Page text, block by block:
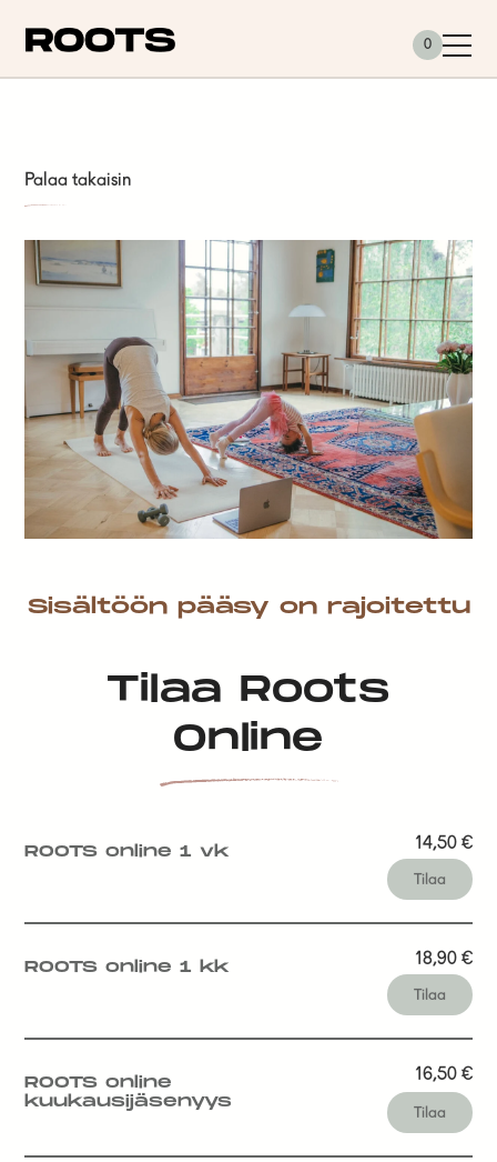
0
Palaa takaisin
Sisältöön pääsy on rajoitettu
Tilaa Roots
Online
ROOTS online 1 vk 14,50 €
Tilaa
ROOTS online 1 kk 18,90 €
Tilaa
ROOTS online
kuukausijäsenyys
16,50 €
Tilaa